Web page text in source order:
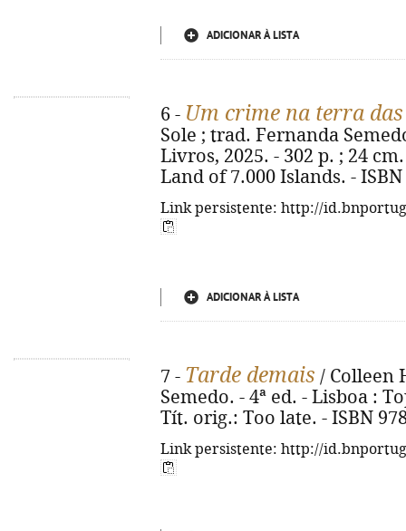
ADICIONAR À LISTA
6 - Um crime na terra
Sole ; trad. Fernanda
Livros, 2025. - 302 p. ; 24
Land of 7.000 Islands. - ISBN
Link persistente: http://
ADICIONAR À LISTA
7 - Tarde demais / Colleen
Semedo. - 4ª ed. - Lisboa :
Tít. orig.: Too late. - ISBN
Link persistente: http://